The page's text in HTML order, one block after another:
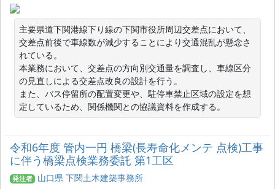
主要県道下関港線下り線の下関市役所周辺交差点において、
交差点前後で車線数が減少することにより交通混乱が懸念さ
れている。
本業務において、交差点の方向別交通量を調査し、車線区分
の見直しによる交差点改良の設計を行う。
また、バス停留所の配置変更や、駐停車禁止区域の設定を想
定しているため、関係機関との協議資料を作成する。
令和6年度 管内一円 橋梁(長寿命化メンテ 点検)工事
に伴う橋梁点検業務委託 第1工区
発注者 山口県 下関土木建築事務所